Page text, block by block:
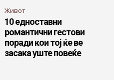
Живот
10 едноставни
романтични гестови
поради кои тој ќе ве
засака уште повеќе